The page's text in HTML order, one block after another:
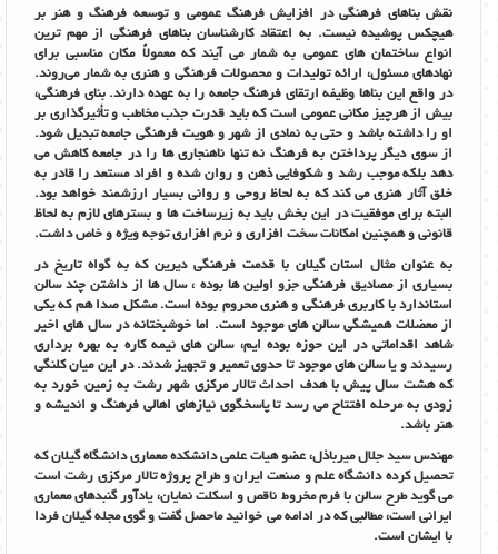
نقش بناهای فرهنگی در افزایش فرهنگ عمومی و توسعه فرهنگ و هنر بر
هیچکس پوشیده نیست. به اعتقاد کارشناسان بناهای فرهنگی از مهم ترین
انواع ساختمان های عمومی به شمار می آیند که معمولاً مکان مناسبی برای
نهادهای مسئول، ارائه تولیدات و محصولات فرهنگی و هنری به شمار می‌روند.
در واقع این بناها وظیفه ارتقای فرهنگ جامعه را به عهده دارند. بنای فرهنگی،
بیش از هرچیز مکانی عمومی است که باید قدرت جذب مخاطب و تأثیرگذاری بر
او را داشته باشد و حتی به نمادی از شهر و هویت فرهنگی جامعه تبدیل شود.
از سوی دیگر پرداختن به فرهنگ نه تنها ناهنجاری ها را در جامعه کاهش می
دهد بلکه موجب رشد و شکوفایی ذهن و روان شده و افراد مستعد را قادر به
خلق آثار هنری می کند که به لحاظ روحی و روانی بسیار ارزشمند خواهد بود.
البته برای موفقیت در این بخش باید به زیرساخت ها و بسترهای لازم به لحاظ
قانونی و همچنین امکانات سخت افزاری و نرم افزاری توجه ویژه و خاص داشت.
به عنوان مثال استان گیلان با قدمت فرهنگی دیرین که به گواه تاریخ در
بسیاری از مصادیق فرهنگی جزو اولین ها بوده ، سال ها از داشتن چند سالن
استاندارد با کاربری فرهنگی و هنری محروم بوده است. مشکل صدا هم که یکی
از معضلات همیشگی سالن های موجود است. اما خوشبختانه در سال های اخیر
شاهد اقداماتی در این حوزه بوده ایم، سالن های نیمه کاره به بهره برداری
رسیدند و یا سالن های موجود تا حدوی تعمیر و تجهیز شدند. در این میان کلنگی
که هشت سال پیش با هدف احداث تالار مرکزی شهر رشت به زمین خورد به
زودی به مرحله افتتاح می رسد تا پاسخگوی نیازهای اهالی فرهنگ و اندیشه و
هنر باشد.
مهندس سید جلال میرباذل، عضو هیات علمی دانشکده معماری دانشگاه گیلان که
تحصیل کرده دانشگاه علم و صنعت ایران و طراح پروژه تالار مرکزی رشت است
می گوید طرح سالن با فرم مخروط ناقص و اسکلت نمایان، یادآور گنبدهای معماری
ایرانی است، مطالبی که در ادامه می خوانید ماحصل گفت و گوی مجله گیلان فردا
با ایشان است.